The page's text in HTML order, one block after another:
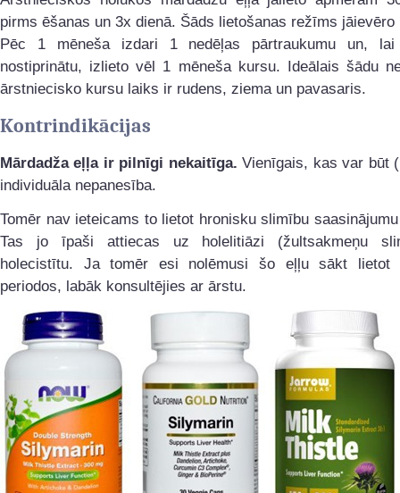
pirms ēšanas un 3x dienā. Šāds lietošanas režīms jāievēro
Pēc 1 mēneša izdari 1 nedēļas pārtraukumu un, lai
nostiprinātu, izlieto vēl 1 mēneša kursu. Ideālais šādu
ārstniecisko kursu laiks ir rudens, ziema un pavasaris.
Kontrindikācijas
Mārdadža eļļa ir pilnīgi nekaitīga. Vienīgais, kas var būt
individuāla nepanesība.
Tomēr nav ieteicams to lietot hronisku slimību
Tas jo īpaši attiecas uz holelitiāzi (žultsakmeņu
holecistītu. Ja tomēr esi nolēmusi šo eļļu sākt lietot
periodos, labāk konsultējies ar ārstu.